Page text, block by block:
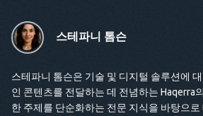
스테파니 톰슨
스테파니 톰슨은 기술 및 디지털 솔루션에
인 콘텐츠를 전달하는 데 전념하는 Haqerra
한 주제를 단순화하는 전문 지식을 바탕으로